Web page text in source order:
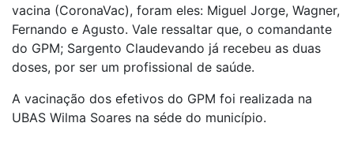
vacina (CoronaVac), foram eles: Miguel Jorge, Wagner,
Fernando e Agusto. Vale ressaltar que, o comandante
do GPM; Sargento Claudevando já recebeu as duas
doses, por ser um profissional de saúde.
A vacinação dos efetivos do GPM foi realizada na
UBAS Wilma Soares na séde do município.